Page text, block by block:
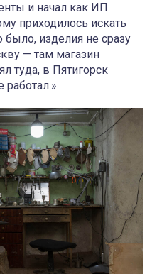
и начал как ИП
приходилось искать
изделия не сразу
— там магазин
туда, в Пятигорск
работал.»